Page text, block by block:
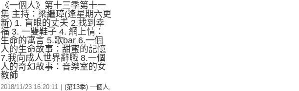
《一個人》第十三季第十一
集 主持：梁繼璋(逢星期六更
新) 1. 盲眼的丈夫 2.找到幸
福 3. 一雙鞋子 4. 網上情：
生命的寓言 5.歌bar 6.一個
人的生命故事：甜蜜的記憶
7.我向成人世界辭職 8.一個
人的奇幻故事：音樂室的女
教師
2018/11/23 16:20:11 (第13季) 一個人,